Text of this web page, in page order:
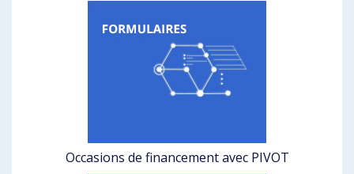
Occasions de financement avec PIVOT